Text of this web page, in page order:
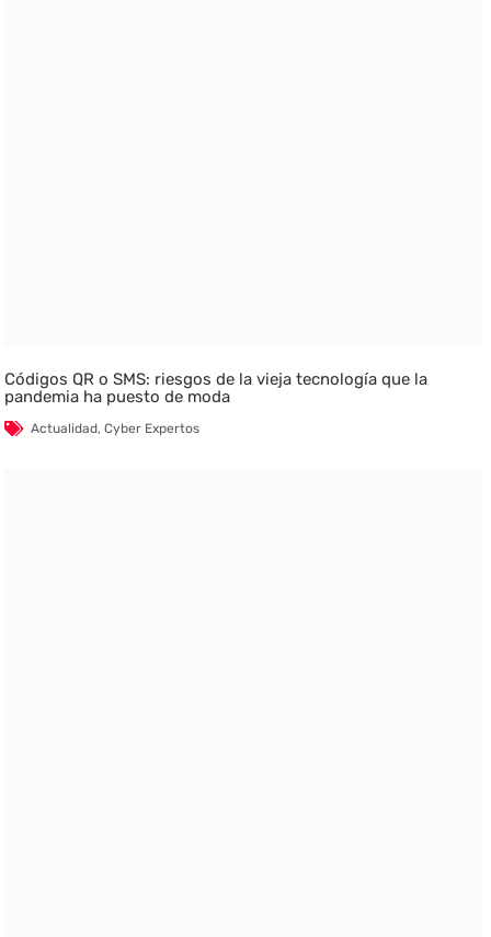
Códigos QR o SMS: riesgos de la vieja tecnología que la
pandemia ha puesto de moda
Actualidad,Cyber Expertos